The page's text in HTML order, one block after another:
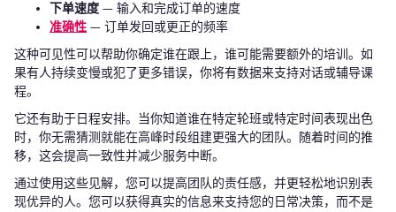
下单速度 — 输入和完成订单的速度
准确性 — 订单发回或更正的频率
这种可见性可以帮助你确定谁在跟上，谁可能需要额外的培训。如
果有人持续变慢或犯了更多错误，你将有数据来支持对话或辅导课
程。
它还有助于日程安排。当你知道谁在特定轮班或特定时间表现出色
时，你无需猜测就能在高峰时段组建更强大的团队。随着时间的推
移，这会提高一致性并减少服务中断。
通过使用这些见解，您可以提高团队的责任感，并更轻松地识别表
现优异的人。您可以获得真实的信息来支持您的日常决策，而不是